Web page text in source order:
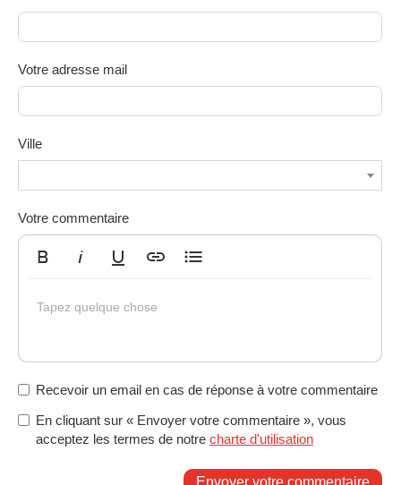
Votre adresse mail
Ville
Votre commentaire
Tapez quelque chose
Recevoir un email en cas de réponse à votre commentaire
En cliquant sur « Envoyer votre commentaire », vous
acceptez les termes de notre charte d'utilisation
Envoyer votre commentaire